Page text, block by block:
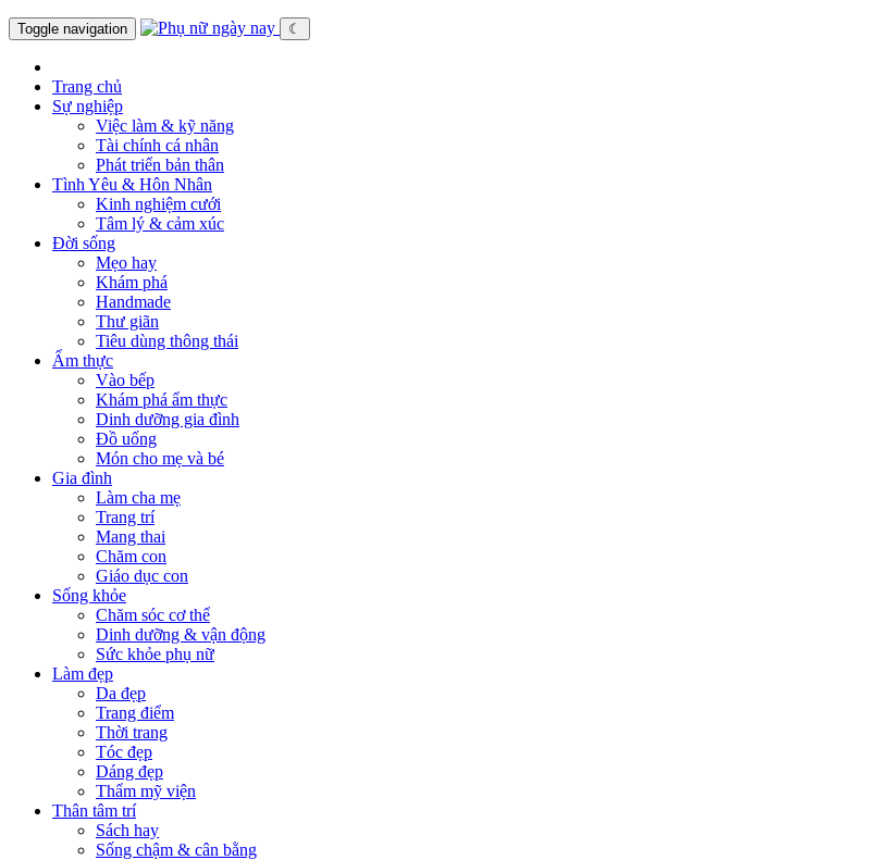
Toggle navigation ☾
Trang chủ
Sự nghiệp
Việc làm & kỹ năng
Tài chính cá nhân
Phát triển bản thân
Tình Yêu & Hôn Nhân
Kinh nghiệm cưới
Tâm lý & cảm xúc
Đời sống
Mẹo hay
Khám phá
Handmade
Thư giãn
Tiêu dùng thông thái
Ẩm thực
Vào bếp
Khám phá ẩm thực
Dinh dưỡng gia đình
Đồ uống
Món cho mẹ và bé
Gia đình
Làm cha mẹ
Trang trí
Mang thai
Chăm con
Giáo dục con
Sống khỏe
Chăm sóc cơ thể
Dinh dưỡng & vận động
Sức khỏe phụ nữ
Làm đẹp
Da đẹp
Trang điểm
Thời trang
Tóc đẹp
Dáng đẹp
Thẩm mỹ viện
Thân tâm trí
Sách hay
Sống chậm & cân bằng